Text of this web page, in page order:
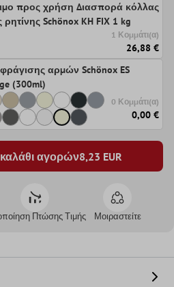
προς χρήση Διασπορά κόλλας
ρητίνης Schönox KH FIX 1 kg
1 Κομμάτι(α)
26,88 €
αρμών Schönox ES
(300ml)
0 Κομμάτι(α)
0,00 €
αγορών8,23 EUR
Πτώσης Τιμής Μοιραστείτε